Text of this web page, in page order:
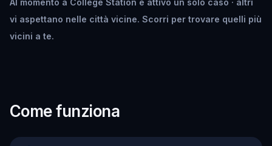
vi aspettano nelle città vicine. Scorri per trovare quelli più
vicini a te.
Come funziona